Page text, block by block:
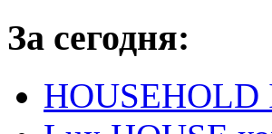
За сегодня: